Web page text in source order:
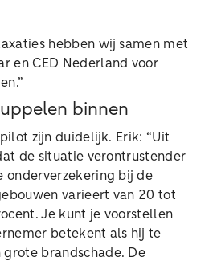
hebben wij samen met
en CED Nederland voor
binnen
zijn duidelijk. Erik: “Uit
de situatie verontrustender
onderverzekering bij de
varieert van 20 tot
Je kunt je voorstellen
betekent als hij te
brandschade. De